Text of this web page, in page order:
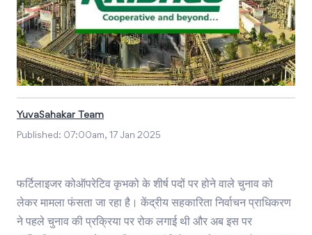
YuvaSahakar Team
Published: 07:00am, 17 Jan 2025
फर्टिलाइजर कोऑपरेटिव कृभको के शीर्ष पदों पर होने वाले चुनाव को
लेकर मामला फंसता जा रहा है। केंद्रीय सहकारिता निर्वाचन प्राधिकरण
ने पहले चुनाव की प्रक्रिया पर रोक लगाई थी और अब इस पर